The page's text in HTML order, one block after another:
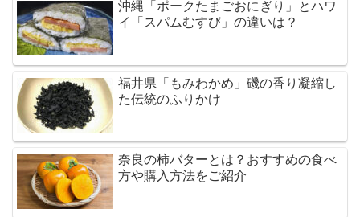
沖縄「ポークたまごおにぎり」とハワ
イ「スパムむすび」の違いは？
福井県「もみわかめ」磯の香り凝縮し
た伝統のふりかけ
奈良の柿バターとは？おすすめの食べ
方や購入方法をご紹介